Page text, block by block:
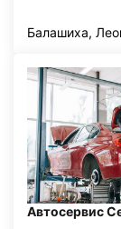
Балашиха,
Автосервис